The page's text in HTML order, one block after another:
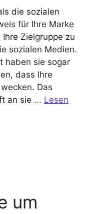
die sozialen
für Ihre Marke
Zielgruppe zu
sozialen Medien.
haben sie sogar
dass Ihre
Das
an sie ... Lesen
um